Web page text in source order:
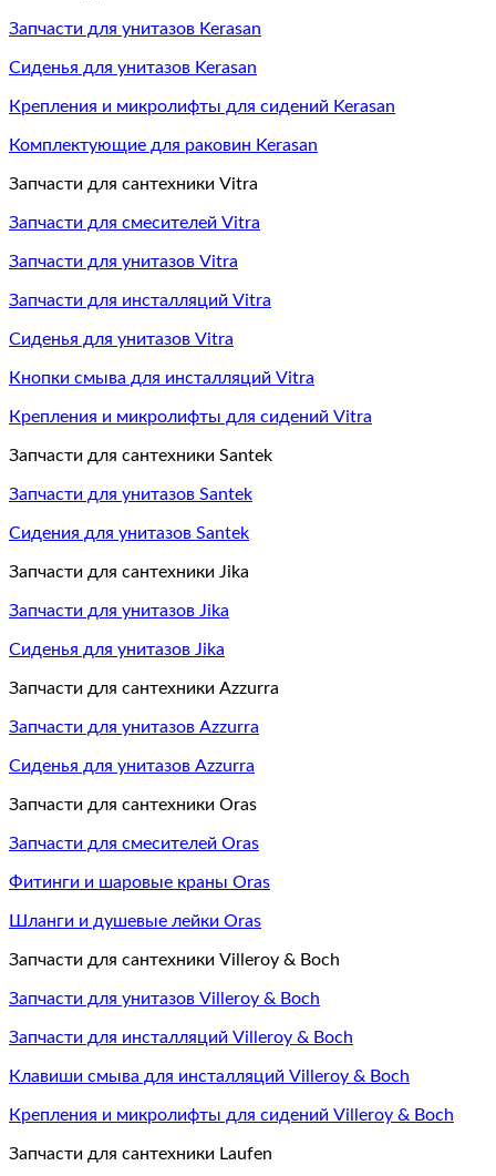
Запчасти для унитазов Kerasan
Сиденья для унитазов Kerasan
Крепления и микролифты для сидений Kerasan
Комплектующие для раковин Kerasan
Запчасти для сантехники Vitra
Запчасти для смесителей Vitra
Запчасти для унитазов Vitra
Запчасти для инсталляций Vitra
Сиденья для унитазов Vitra
Кнопки смыва для инсталляций Vitra
Крепления и микролифты для сидений Vitra
Запчасти для сантехники Santek
Запчасти для унитазов Santek
Сидения для унитазов Santek
Запчасти для сантехники Jika
Запчасти для унитазов Jika
Сиденья для унитазов Jika
Запчасти для сантехники Azzurra
Запчасти для унитазов Azzurra
Сиденья для унитазов Azzurra
Запчасти для сантехники Oras
Запчасти для смесителей Oras
Фитинги и шаровые краны Oras
Шланги и душевые лейки Oras
Запчасти для сантехники Villeroy & Boch
Запчасти для унитазов Villeroy & Boch
Запчасти для инсталляций Villeroy & Boch
Клавиши смыва для инсталляций Villeroy & Boch
Крепления и микролифты для сидений Villeroy & Boch
Запчасти для сантехники Laufen